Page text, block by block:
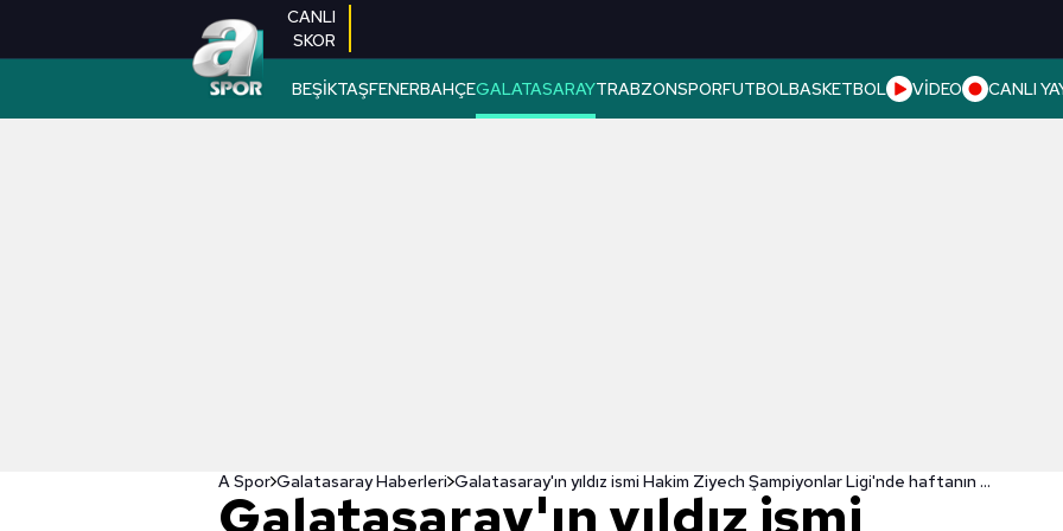
CANLI
SKOR
BEŞİKTAŞFENERBAHÇEGALATASARAYTRABZONSPORFUTBOLBASKETBOL VİDEO CANLI
A Spor Galatasaray Haberleri Galatasaray'ın yıldız ismi Hakim Ziyech Şampiyonlar Ligi'nde haftanın 11'ine seçildi
Galatasaray'ın yıldız ismi